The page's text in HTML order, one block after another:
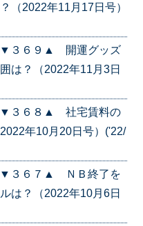
（2022年11月17日号）
▼３６９▲ 開運グッズ
は？（2022年11月3日
▼３６８▲ 社宅賃料の
年10月20日号）('22/
▼３６７▲ ＮＢ終了を
は？（2022年10月6日